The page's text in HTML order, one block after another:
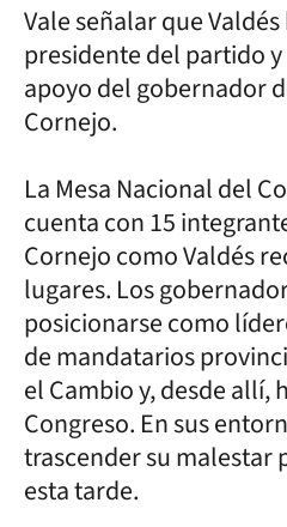
Vale señalar que
presidente del partido
apoyo del gobernador
Cornejo.
La Mesa Nacional del
cuenta con 15
Cornejo como Valdés
lugares. Los
posicionarse como
de mandatarios
el Cambio y, desde allí,
Congreso. En sus
trascender su malestar
esta tarde.